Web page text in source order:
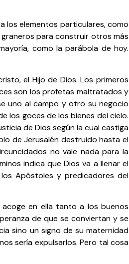
los elementos particulares, como
para construir otros más
como la parábola de hoy.
el Hijo de Dios. Los primeros
son los profetas maltratados y
uno al campo y otro su negocio
los goces de los bienes del cielo.
de Dios según la cual castiga
de Jerusalén destruido hasta el
no vale nada para la
indica que Dios va a llenar el
Apóstoles y predicadores del
en ella tanto a los buenos
de que se conviertan y se
sino un signo de su maternidad
sería expulsarlos. Pero tal cosa